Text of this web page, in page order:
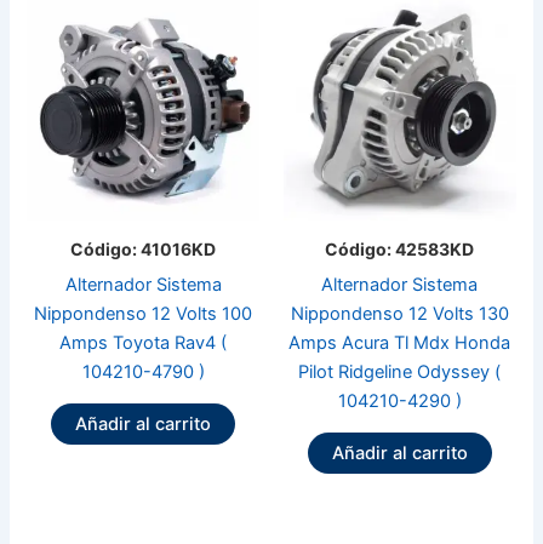
Código: 41016KD
Alternador Sistema
Nippondenso 12 Volts 100
Amps Toyota Rav4 (
104210-4790 )
Añadir al carrito
Código: 42583KD
Alternador Sistema
Nippondenso 12 Volts 130
Amps Acura Tl Mdx Honda
Pilot Ridgeline Odyssey (
104210-4290 )
Añadir al carrito